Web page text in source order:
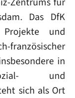
Das DfK
und
französischer
in
und
sich als Ort